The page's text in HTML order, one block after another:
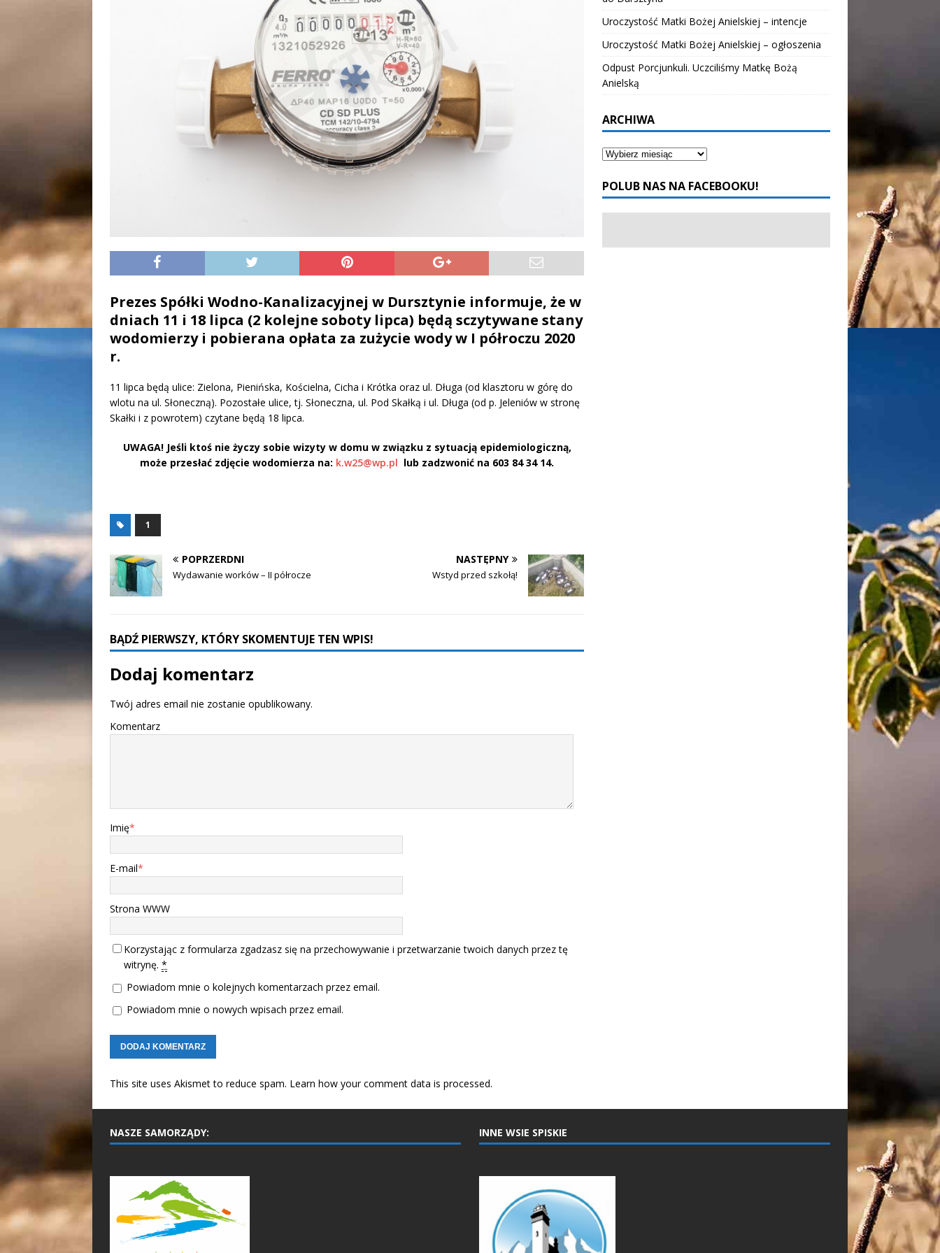
Prezes Spółki Wodno-Kanalizacyjnej w Dursztynie informuje, że w
dniach 11 i 18 lipca (2 kolejne soboty lipca) będą sczytywane stany
wodomierzy i pobierana opłata za zużycie wody w I półroczu 2020
r.
11 lipca będą ulice: Zielona, Pienińska, Kościelna, Cicha i Krótka oraz ul. Długa (od klasztoru w górę do
wlotu na ul. Słoneczną). Pozostałe ulice, tj. Słoneczna, ul. Pod Skałką i ul. Długa (od p. Jeleniów w stronę
Skałki i z powrotem) czytane będą 18 lipca.
UWAGA! Jeśli ktoś nie życzy sobie wizyty w domu w związku z sytuacją epidemiologiczną,
może przesłać zdjęcie wodomierza na: k.w25@wp.pl lub zadzwonić na 603 84 34 14.
1
POPRZERDNI
Wydawanie worków – II półrocze
NASTĘPNY
Wstyd przed szkołą!
BĄDŹ PIERWSZY, KTÓRY SKOMENTUJE TEN WPIS!
Dodaj komentarz
Twój adres email nie zostanie opublikowany.
Komentarz
Imię*
E-mail*
Strona WWW
Korzystając z formularza zgadzasz się na przechowywanie i przetwarzanie twoich danych przez tę
witrynę. *
Powiadom mnie o kolejnych komentarzach przez email.
Powiadom mnie o nowych wpisach przez email.
This site uses Akismet to reduce spam. Learn how your comment data is processed.
Uroczystość Matki Bożej Anielskiej – intencje
Uroczystość Matki Bożej Anielskiej – ogłoszenia
Odpust Porcjunkuli. Uczciliśmy Matkę Bożą
Anielską
ARCHIWA
POLUB NAS NA FACEBOOKU!
NASZE SAMORZĄDY: INNE WSIE SPISKIE